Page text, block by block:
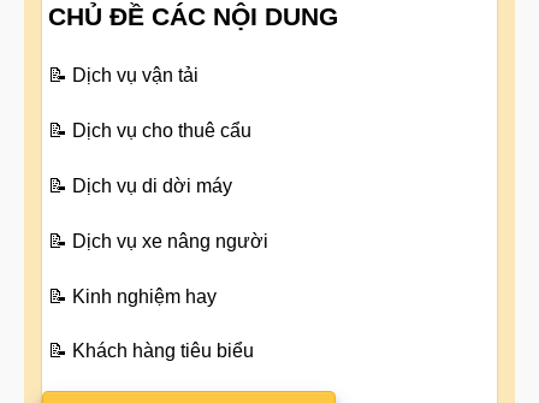
CHỦ ĐỀ CÁC NỘI DUNG
📝 Dịch vụ vận tải
📝 Dịch vụ cho thuê cẩu
📝 Dịch vụ di dời máy
📝 Dịch vụ xe nâng người
📝 Kinh nghiệm hay
📝 Khách hàng tiêu biểu